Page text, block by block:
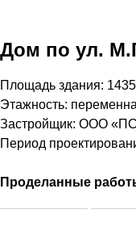
Дом по ул.
Площадь здания:
Этажность:
Застройщик: ООО
Период
Проделанные